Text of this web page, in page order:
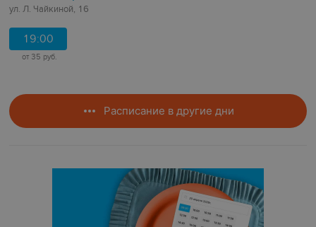
ул. Л. Чайкиной, 16
19:00
от 35 руб.
Расписание в другие дни